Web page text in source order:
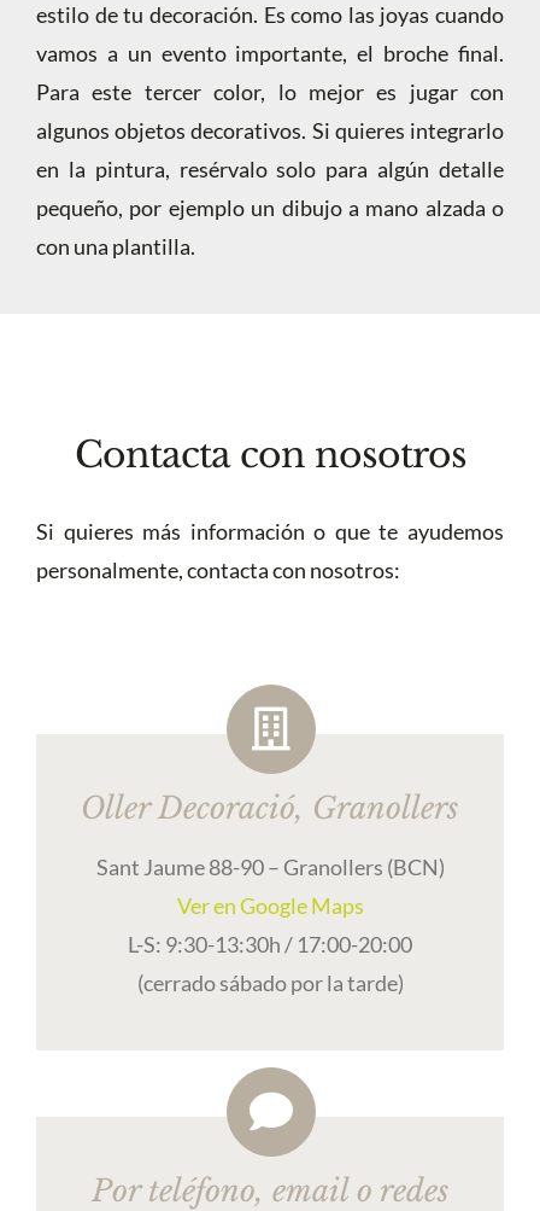
estilo de tu decoración. Es como las joyas cuando
vamos a un evento importante, el broche final.
Para este tercer color, lo mejor es jugar con
algunos objetos decorativos. Si quieres integrarlo
en la pintura, resérvalo solo para algún detalle
pequeño, por ejemplo un dibujo a mano alzada o
con una plantilla.
Contacta con nosotros
Si quieres más información o que te ayudemos
personalmente, contacta con nosotros:
Oller Decoració, Granollers
Sant Jaume 88-90 – Granollers (BCN)
Ver en Google Maps
L-S: 9:30-13:30h / 17:00-20:00
(cerrado sábado por la tarde)
Por teléfono, email o redes